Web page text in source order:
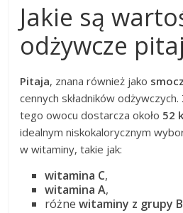
Jakie są
odżywcze
Pitaja, znana również jako
cennych składników
tego owocu dostarcza około 52
idealnym niskokalorycznym
w witaminy, takie jak:
witamina C,
witamina A,
różnewitaminy z grupy B